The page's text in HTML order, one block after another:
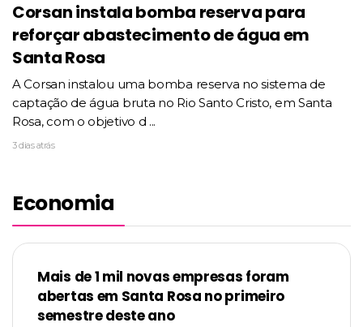
Corsan instala bomba reserva para
reforçar abastecimento de água em
Santa Rosa
A Corsan instalou uma bomba reserva no sistema de
captação de água bruta no Rio Santo Cristo, em Santa
Rosa, com o objetivo d ...
3 dias atrás
Economia
Mais de 1 mil novas empresas foram
abertas em Santa Rosa no primeiro
semestre deste ano